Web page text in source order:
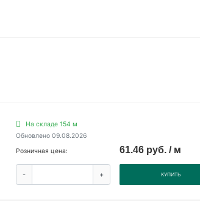
На складе 154 м
Обновлено 09.08.2026
Розничная цена:
61.46 руб. / м
- + КУПИТЬ